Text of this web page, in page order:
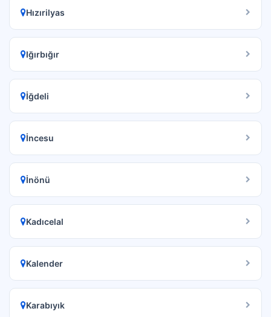
Hızırilyas
Iğırbığır
İğdeli
İncesu
İnönü
Kadıcelal
Kalender
Karabıyık